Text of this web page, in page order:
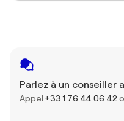
Parlez à un conseiller
Appel +33 1 76 44 06 42